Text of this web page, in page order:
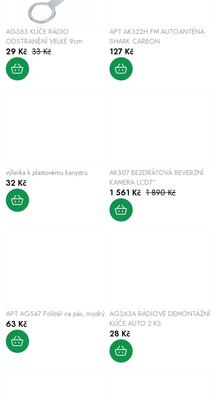
AG363 KLÍČE RÁDIO
ODSTRANĚNÍ VELKÉ 9cm
29 Kč 33 Kč
APT AK322H FM AUTOANTÉNA
SHARK CARBON
127 Kč
výlevka k plastovému kanystru
32 Kč
AK307 BEZDRÁTOVÁ REVERZNÍ
KAMERA LCD7"
1 561 Kč 1 890 Kč
APT AG547 Polštář na pás, modrý
63 Kč
AG363A RÁDIOVÉ DEMONTÁŽNÍ
KLÍČE AUTO 2 KS.
28 Kč